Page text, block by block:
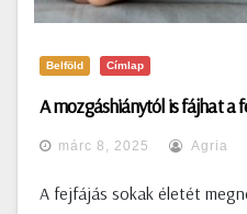
Belföld Címlap
A mozgáshiánytól is fájhat a
márc 8, 2025 Agria
A fejfájás sokak életét